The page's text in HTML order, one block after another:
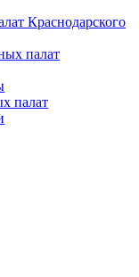
Краснодарского
палат
палат